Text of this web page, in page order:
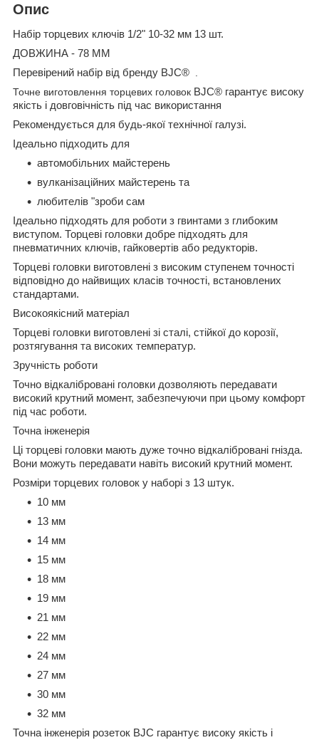
Опис
Набір торцевих ключів 1/2" 10-32 мм 13 шт.
ДОВЖИНА - 78 ММ
Перевірений набір від бренду BJC® .
Точне виготовлення торцевих головок BJC® гарантує високу
якість і довговічність під час використання
Рекомендується для будь-якої технічної галузі.
Ідеально підходить для
автомобільних майстерень
вулканізаційних майстерень та
любителів "зроби сам
Ідеально підходять для роботи з гвинтами з глибоким
виступом. Торцеві головки добре підходять для
пневматичних ключів, гайковертів або редукторів.
Торцеві головки виготовлені з високим ступенем точності
відповідно до найвищих класів точності, встановлених
стандартами.
Високоякісний матеріал
Торцеві головки виготовлені зі сталі, стійкої до корозії,
розтягування та високих температур.
Зручність роботи
Точно відкалібровані головки дозволяють передавати
високий крутний момент, забезпечуючи при цьому комфорт
під час роботи.
Точна інженерія
Ці торцеві головки мають дуже точно відкалібровані гнізда.
Вони можуть передавати навіть високий крутний момент.
Розміри торцевих головок у наборі з 13 штук.
10 мм
13 мм
14 мм
15 мм
18 мм
19 мм
21 мм
22 мм
24 мм
27 мм
30 мм
32 мм
Точна інженерія розеток BJC гарантує високу якість і